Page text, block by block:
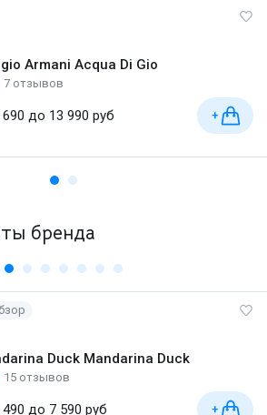
Armani Acqua Di Gio
7 отзывов
690 до 13 990 руб +
бренда
Duck Mandarina Duck
15 отзывов
490 до 7 590 руб +